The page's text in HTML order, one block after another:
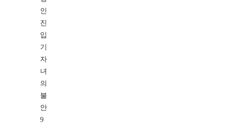
인
진
입
기
자
녀
의
불
안
9